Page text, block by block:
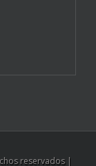
reservados |